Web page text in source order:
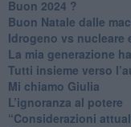
Buon 2024 ?
​Buon Natale dalle
​Idrogeno vs nucleare
​La mia generazione
​Tutti insieme verso
Mi chiamo Giulia
L’ignoranza al potere
​“Considerazioni